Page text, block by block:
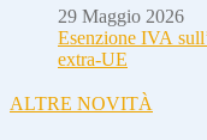
29 Maggio 2026
Esenzione IVA
extra-UE
ALTRE NOVITÀ